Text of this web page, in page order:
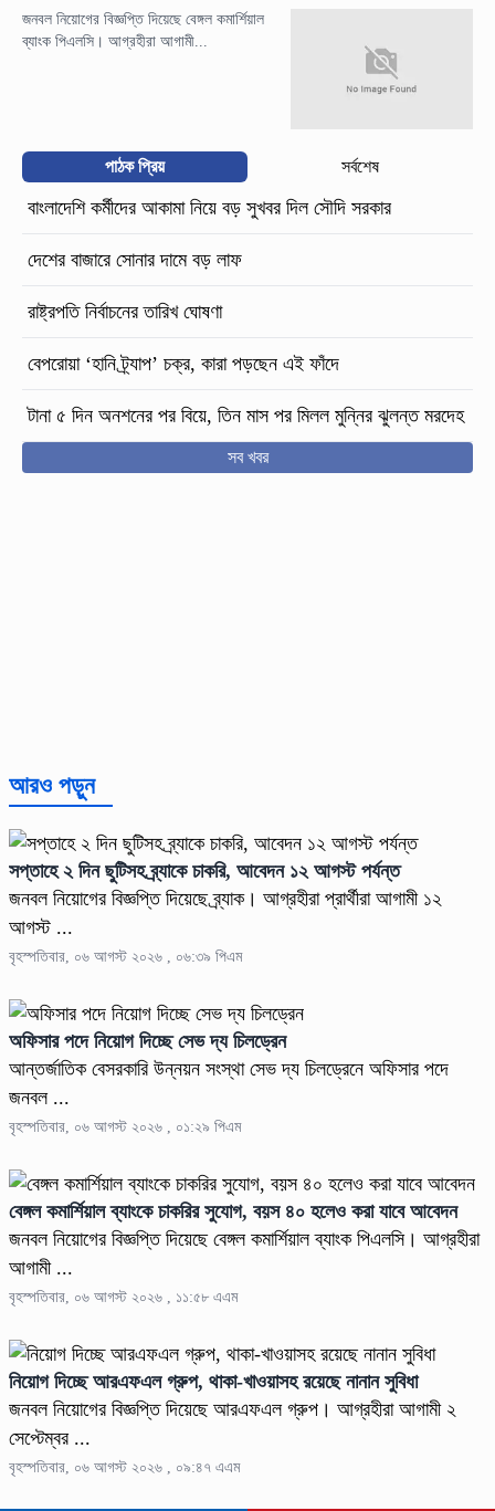
জনবল নিয়োগের বিজ্ঞপ্তি দিয়েছে বেঙ্গল কমার্শিয়াল
ব্যাংক পিএলসি। আগ্রহীরা আগামী...
পাঠক প্রিয় সর্বশেষ
বাংলাদেশি কর্মীদের আকামা নিয়ে বড় সুখবর দিল সৌদি সরকার
দেশের বাজারে সোনার দামে বড় লাফ
রাষ্ট্রপতি নির্বাচনের তারিখ ঘোষণা
বেপরোয়া ‘হানি ট্র্যাপ’ চক্র, কারা পড়ছেন এই ফাঁদে
টানা ৫ দিন অনশনের পর বিয়ে, তিন মাস পর মিলল মুন্নির ঝুলন্ত মরদেহ
সব খবর
আরও পড়ুন
সপ্তাহে ২ দিন ছুটিসহ ব্র্যাকে চাকরি, আবেদন ১২ আগস্ট পর্যন্ত
জনবল নিয়োগের বিজ্ঞপ্তি দিয়েছে ব্র্যাক। আগ্রহীরা প্রার্থীরা আগামী ১২
আগস্ট ...
বৃহস্পতিবার, ০৬ আগস্ট ২০২৬ , ০৬:৩৯ পিএম
অফিসার পদে নিয়োগ দিচ্ছে সেভ দ্য চিলড্রেন
আন্তর্জাতিক বেসরকারি উন্নয়ন সংস্থা সেভ দ্য চিলড্রেনে অফিসার পদে
জনবল ...
বৃহস্পতিবার, ০৬ আগস্ট ২০২৬ , ০১:২৯ পিএম
বেঙ্গল কমার্শিয়াল ব্যাংকে চাকরির সুযোগ, বয়স ৪০ হলেও করা যাবে আবেদন
জনবল নিয়োগের বিজ্ঞপ্তি দিয়েছে বেঙ্গল কমার্শিয়াল ব্যাংক পিএলসি। আগ্রহীরা
আগামী ...
বৃহস্পতিবার, ০৬ আগস্ট ২০২৬ , ১১:৫৮ এএম
নিয়োগ দিচ্ছে আরএফএল গ্রুপ, থাকা-খাওয়াসহ রয়েছে নানান সুবিধা
জনবল নিয়োগের বিজ্ঞপ্তি দিয়েছে আরএফএল গ্রুপ। আগ্রহীরা আগামী ২
সেপ্টেম্বর ...
বৃহস্পতিবার, ০৬ আগস্ট ২০২৬ , ০৯:৪৭ এএম